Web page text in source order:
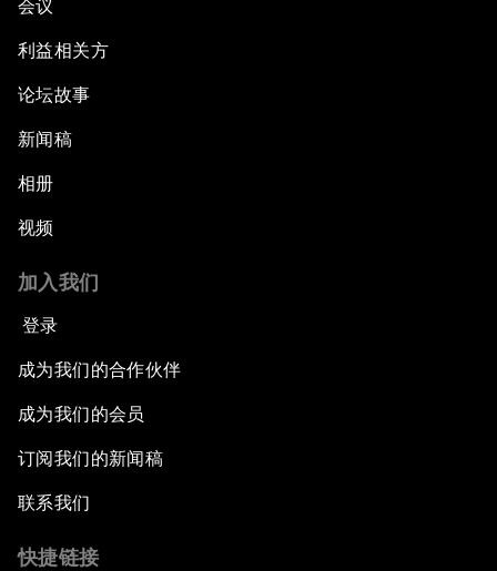
会议
利益相关方
论坛故事
新闻稿
相册
视频
加入我们
登录
成为我们的合作伙伴
成为我们的会员
订阅我们的新闻稿
联系我们
快捷链接